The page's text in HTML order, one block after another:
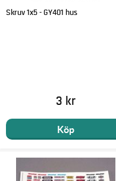
Skruv 1x5 - GY401 hus
3 kr
Köp